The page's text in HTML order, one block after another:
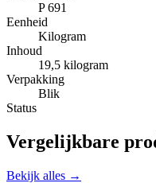
P 691
Eenheid
Kilogram
Inhoud
19,5 kilogram
Verpakking
Blik
Status
Vergelijkbare
Bekijk alles →